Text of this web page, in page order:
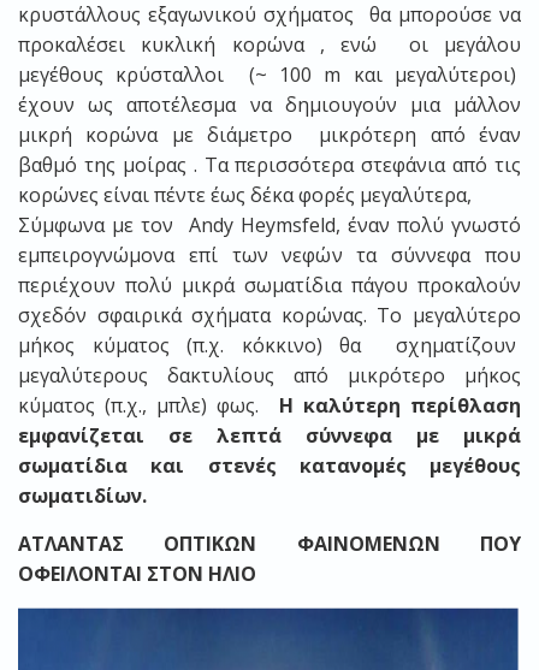
κρυστάλλους εξαγωνικού σχήματος θα μπορούσε να
προκαλέσει κυκλική κορώνα , ενώ οι μεγάλου
μεγέθους κρύσταλλοι (~ 100 m και μεγαλύτεροι)
έχουν ως αποτέλεσμα να δημιουγούν μια μάλλον
μικρή κορώνα με διάμετρο μικρότερη από έναν
βαθμό της μοίρας . Τα περισσότερα στεφάνια από τις
κορώνες είναι πέντε έως δέκα φορές μεγαλύτερα,
Σύμφωνα με τον Andy Heymsfeld, έναν πολύ γνωστό
εμπειρογνώμονα επί των νεφών τα σύννεφα που
περιέχουν πολύ μικρά σωματίδια πάγου προκαλούν
σχεδόν σφαιρικά σχήματα κορώνας. Το μεγαλύτερο
μήκος κύματος (π.χ. κόκκινο) θα σχηματίζουν
μεγαλύτερους δακτυλίους από μικρότερο μήκος
κύματος (π.χ., μπλε) φως. Η καλύτερη περίθλαση
εμφανίζεται σε λεπτά σύννεφα με μικρά
σωματίδια και στενές κατανομές μεγέθους
σωματιδίων.
ΑΤΛΑΝΤΑΣ ΟΠΤΙΚΩΝ ΦΑΙΝΟΜΕΝΩΝ ΠΟΥ
ΟΦΕΙΛΟΝΤΑΙ ΣΤΟΝ ΗΛΙΟ